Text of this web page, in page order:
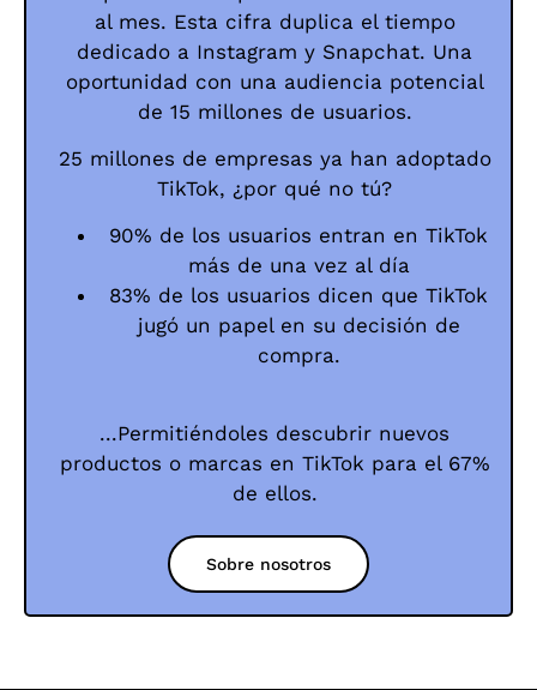
al mes. Esta cifra duplica el tiempo
dedicado a Instagram y Snapchat. Una
oportunidad con una audiencia potencial
de 15 millones de usuarios.
25 millones de empresas ya han adoptado
TikTok, ¿por qué no tú?
90% de los usuarios entran en TikTok
más de una vez al día
83% de los usuarios dicen que TikTok
jugó un papel en su decisión de
compra.
...Permitiéndoles descubrir nuevos
productos o marcas en TikTok para el 67%
de ellos.
Sobre nosotros